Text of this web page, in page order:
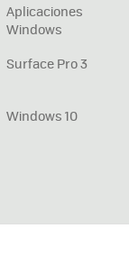
Aplicaciones
Windows
Surface Pro 3
Windows 10